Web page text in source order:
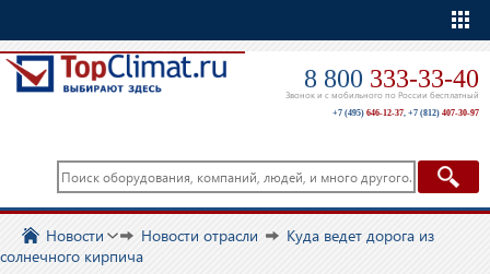
8 800 333-33-40
Звонок и с мобильного по России бесплатный
+7 (495) 646-12-37, +7 (812) 407-30-97
Новости Новости отрасли
Куда ведет дорога из
солнечного кирпича